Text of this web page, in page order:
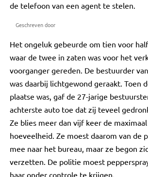
de telefoon van een agent te stelen.
Geschreven door
Het ongeluk gebeurde om tien voor
waar de twee in zaten was voor het
voorganger gereden. De bestuurder
was daarbij lichtgewond geraakt. Toen
plaatse was, gaf de 27-jarige
achterste auto toe dat zij teveel
Ze blies meer dan vijf keer de
hoeveelheid. Ze moest daarom van de
mee naar het bureau, maar ze begon
verzetten. De politie moest
haar onder controle te krijgen.